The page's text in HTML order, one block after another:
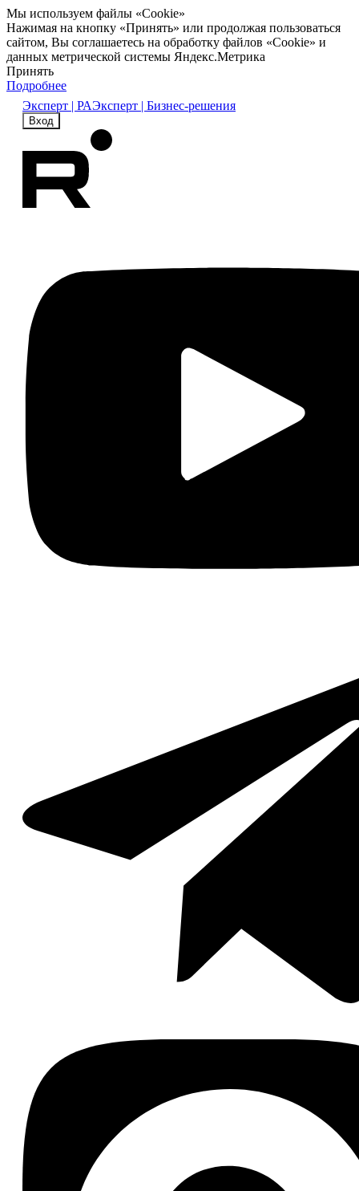
Мы используем файлы «Cookie»
Нажимая на кнопку «Принять» или продолжая пользоваться
сайтом, Вы соглашаетесь на обработку файлов «Cookie» и
данных метрической системы Яндекс.Метрика
Принять
Подробнее
Эксперт | РАЭксперт | Бизнес-решения
Вход